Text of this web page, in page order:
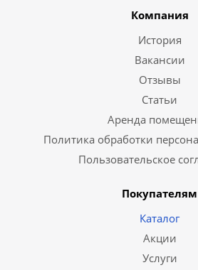
Компания
История
Вакансии
Отзывы
Статьи
Аренда
Политика обработки
Пользовательское
Покупателям
Каталог
Акции
Услуги